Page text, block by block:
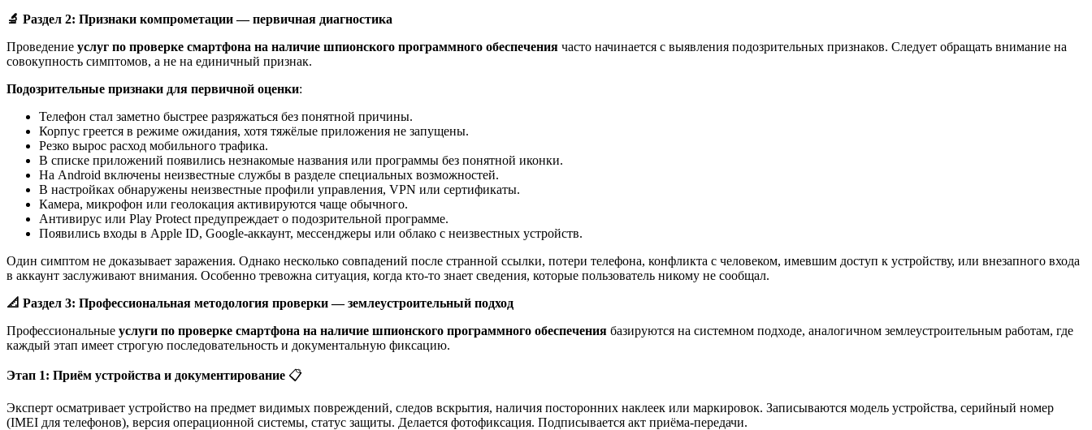
🔬 Раздел 2: Признаки компрометации — первичная диагностика
Проведение услуг по проверке смартфона на наличие шпионского программного обеспечения часто начинается с выявления подозрительных признаков. Следует обращать внимание на
совокупность симптомов, а не на единичный признак.
Подозрительные признаки для первичной оценки:
Телефон стал заметно быстрее разряжаться без понятной причины.
Корпус греется в режиме ожидания, хотя тяжёлые приложения не запущены.
Резко вырос расход мобильного трафика.
В списке приложений появились незнакомые названия или программы без понятной иконки.
На Android включены неизвестные службы в разделе специальных возможностей.
В настройках обнаружены неизвестные профили управления, VPN или сертификаты.
Камера, микрофон или геолокация активируются чаще обычного.
Антивирус или Play Protect предупреждает о подозрительной программе.
Появились входы в Apple ID, Google-аккаунт, мессенджеры или облако с неизвестных устройств.
Один симптом не доказывает заражения. Однако несколько совпадений после странной ссылки, потери телефона, конфликта с человеком, имевшим доступ к устройству, или внезапного входа
в аккаунт заслуживают внимания. Особенно тревожна ситуация, когда кто-то знает сведения, которые пользователь никому не сообщал.
📐 Раздел 3: Профессиональная методология проверки — землеустроительный подход
Профессиональные услуги по проверке смартфона на наличие шпионского программного обеспечения базируются на системном подходе, аналогичном землеустроительным работам, где
каждый этап имеет строгую последовательность и документальную фиксацию.
Этап 1: Приём устройства и документирование 📋
Эксперт осматривает устройство на предмет видимых повреждений, следов вскрытия, наличия посторонних наклеек или маркировок. Записываются модель устройства, серийный номер
(IMEI для телефонов), версия операционной системы, статус защиты. Делается фотофиксация. Подписывается акт приёма-передачи.